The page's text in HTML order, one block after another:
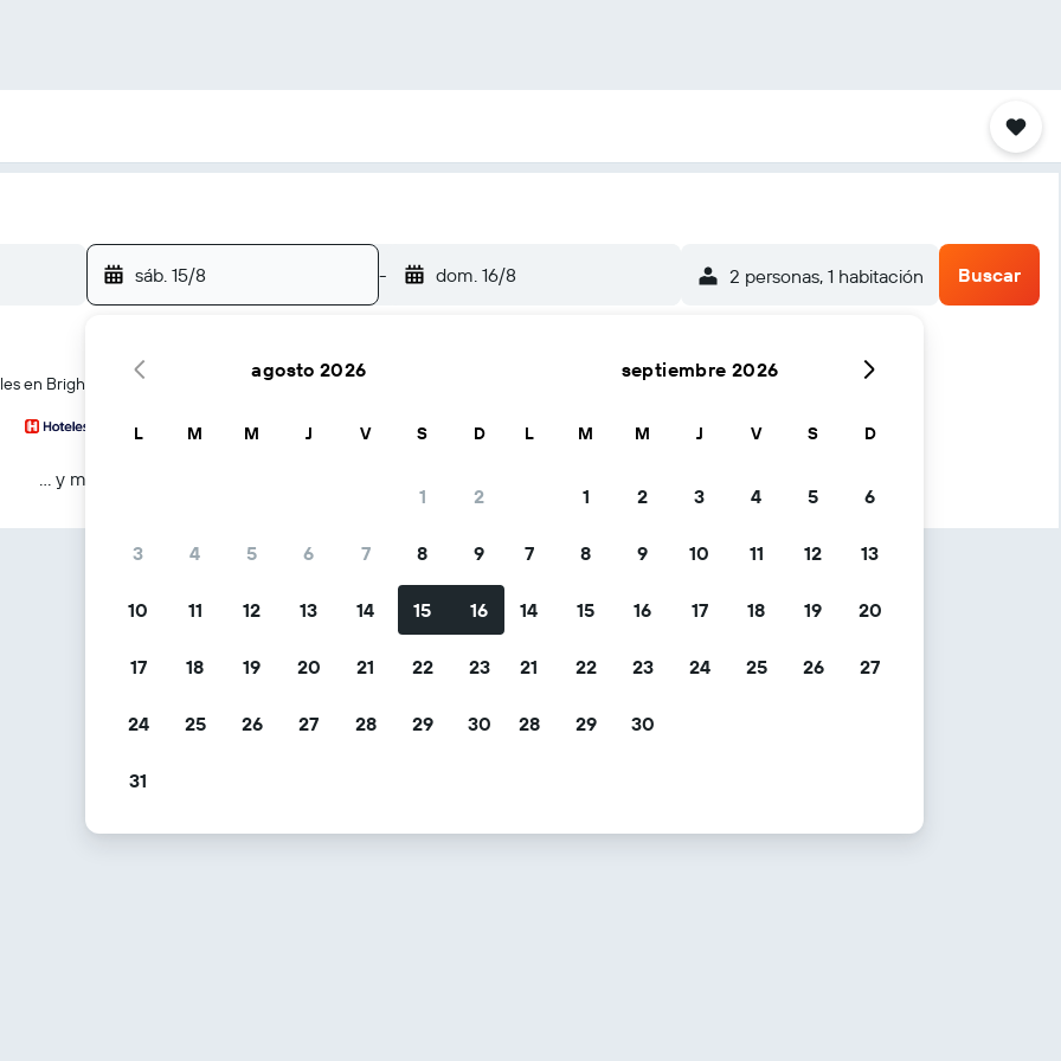
sáb. 15/8 - dom. 16/8 2 personas, 1 habitación Buscar
en Brighton East
… y más
agosto 2026
L M M J V S D
1 2
3 4 5 6 7 8 9
10 11 12 13 14 15 16
17 18 19 20 21 22 23
24 25 26 27 28 29 30
31
septiembre 2026
L M M J V S D
1 2 3 4 5 6
7 8 9 10 11 12 13
14 15 16 17 18 19 20
21 22 23 24 25 26 27
28 29 30